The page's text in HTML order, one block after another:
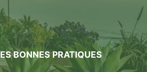
BONNES PRATIQUES